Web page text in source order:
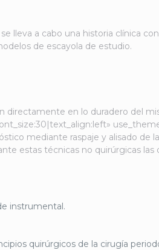
lleva a cabo una historia clínica
de escayola de estudio.
directamente en lo duradero del
mediante raspaje y alisado de
estas técnicas no quirúrgicas las
instrumental.
quirúrgicos de la cirugía